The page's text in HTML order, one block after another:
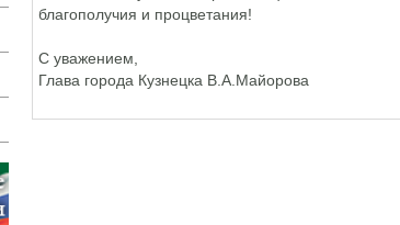
благополучия и процветания!
С уважением,
Глава города Кузнецка В.А.Майорова